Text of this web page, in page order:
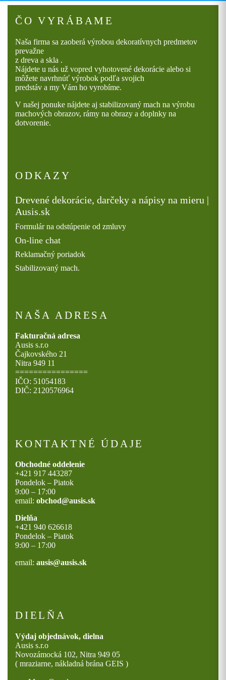
môžete
vybrať
na
produktu.
ČO VYRÁBAME
Naša firma sa zaoberá výrobou dekoratívnych predmetov
prevažne
z dreva a skla .
Nájdete u nás už vopred vyhotovené dekorácie alebo si
môžete navrhnúť výrobok podľa svojich
predstáv a my Vám ho vyrobíme.
V našej ponuke nájdete aj stabilizovaný mach na výrobu
machových obrazov, rámy na obrazy a doplnky na
dotvorenie.
ODKAZY
Drevené dekorácie, darčeky a nápisy na mieru |
Ausis.sk
Formulár na odstúpenie od zmluvy
On-line chat
Reklamačný poriadok
Stabilizovaný mach.
NAŠA ADRESA
Fakturačná adresa
Ausis s.r.o
Čajkovského 21
Nitra 949 11
================
IČO: 51054183
DIČ: 2120576964
KONTAKTNÉ ÚDAJE
Obchodné oddelenie
+421 917 443287
Pondelok – Piatok
9:00 – 17:00
email: obchod@ausis.sk
Dielňa
+421 940 626618
Pondelok – Piatok
9:00 – 17:00
email: ausis@ausis.sk
DIELŇA
Výdaj objednávok, dielna
Ausis s.r.o
Novozámocká 102, Nitra 949 05
( mraziarne, nákladná brána GEIS )